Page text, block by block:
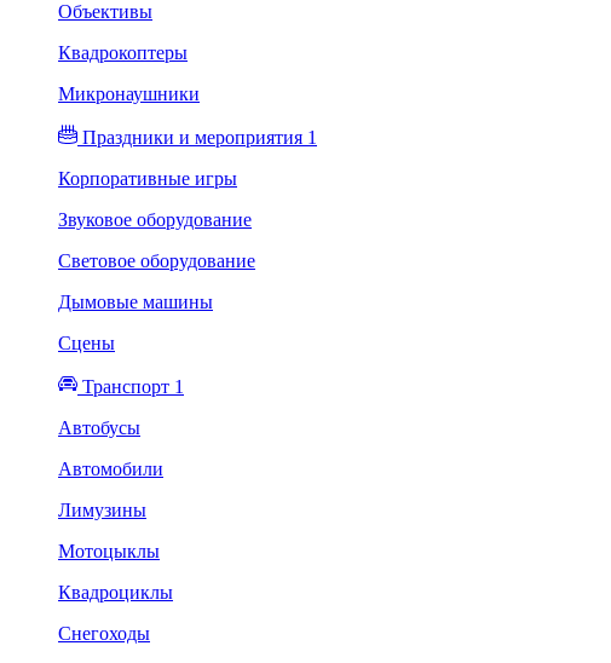
Объективы
Квадрокоптеры
Микронаушники
Праздники и мероприятия 1
Корпоративные игры
Звуковое оборудование
Световое оборудование
Дымовые машины
Сцены
Транспорт 1
Автобусы
Автомобили
Лимузины
Мотоцыклы
Квадроциклы
Снегоходы